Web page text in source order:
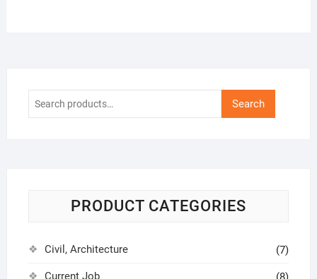
Search
Search
PRODUCT CATEGORIES
Civil, Architecture (7)
Current Job